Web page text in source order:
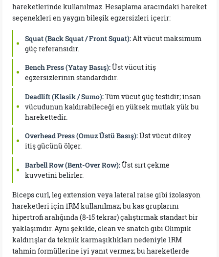
hareketlerinde kullanılmaz. Hesaplama aracındaki hareket
seçenekleri en yaygın bileşik egzersizleri içerir:
Squat (Back Squat / Front Squat): Alt vücut maksimum
güç referansıdır.
Bench Press (Yatay Basış):Üst vücut itiş
egzersizlerinin standardıdır.
Deadlift (Klasik / Sumo):Tüm vücut güç testidir; insan
vücudunun kaldırabileceği en yüksek mutlak yük bu
harekettedir.
Overhead Press (Omuz Üstü Basış):Üst vücut dikey
itiş gücünü ölçer.
Barbell Row (Bent-Over Row):Üst sırt çekme
kuvvetini belirler.
Biceps curl, leg extension veya lateral raise gibi izolasyon
hareketleri için 1RM kullanılmaz; bu kas gruplarını
hipertrofi aralığında (8-15 tekrar) çalıştırmak standart bir
yaklaşımdır. Aynı şekilde, clean ve snatch gibi Olimpik
kaldırışlar da teknik karmaşıklıkları nedeniyle 1RM
tahmin formüllerine iyi yanıt vermez; bu hareketlerde